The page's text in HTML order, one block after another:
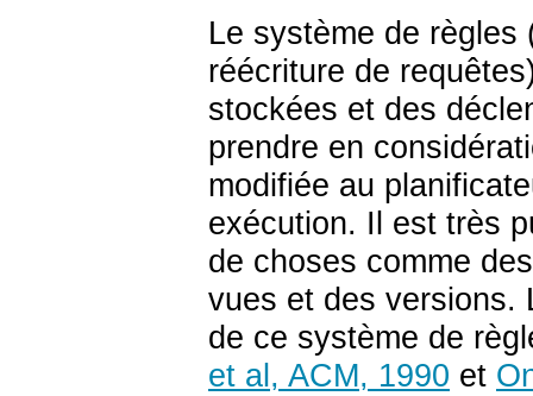
Le système de règles
réécriture de
stockées et des
prendre en
modifiée au
exécution. Il est très
de choses comme
vues et des versions.
de ce système de
et al, ACM, 1990 et